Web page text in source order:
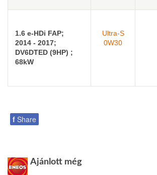
1.6 e-HDi FAP;
2014 - 2017;
DV6DTED (9HP) ;
68kW
Ultra-S
0W30
f Share
Ajánlott még